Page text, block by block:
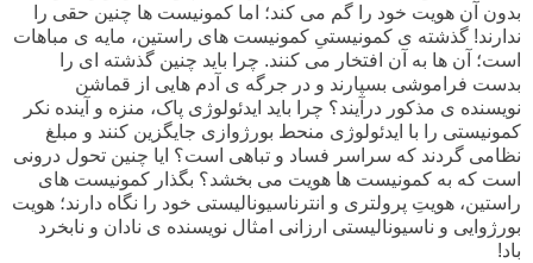
بدون آن هویت خود را گم می کند؛ اما کمونیست ها چنین حقی را
ندارند! گذشته ی کمونیستیِ کمونیست های راستین، مایه ی مباهات
است؛ آن ها به آن افتخار می کنند. چرا باید چنین گذشته ای را
بدست فراموشی بسپارند و در جرگه ی آدم هایی از قماشن
نویسنده ی مذکور درآیند؟ چرا باید ایدئولوژی پاک، منزه و آینده نکر
کمونیستی را با ایدئولوژی منحط بورژوازی جایگزین کنند و مبلغ
نظامی گردند که سراسر فساد و تباهی است؟ ایا چنین تحول درونی
است که به کمونیست ها هویت می بخشد؟ بگذار کمونیست های
راستین، هویتِ پرولتری و انترناسیونالیستی خود را نگاه دارند؛ هویت
بورژوایی و ناسیونالیستی ارزانی امثال نویسنده ی نادان و نابخرد
باد!